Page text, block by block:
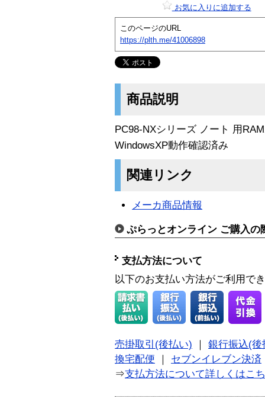
お気に入りに追加する
このページのURL
https://plth.me/41006898
商品説明
PC98-NXシリーズ ノート 用
WindowsXP動作確認済み
関連リンク
メーカ商品情報
ぷらっとオンライン ご購入の
支払方法について
以下のお支払い方法がご利用で
売掛取引(後払い)
銀行振込(後
換宅配便
セブンイレブン決済
⇒支払方法について詳しくはこ